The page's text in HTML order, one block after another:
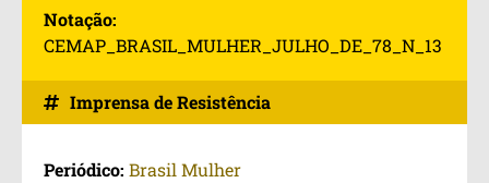
Notação:
CEMAP_BRASIL_MULHER_JULHO_DE_78_N_13
Imprensa de Resistência
Periódico: Brasil Mulher